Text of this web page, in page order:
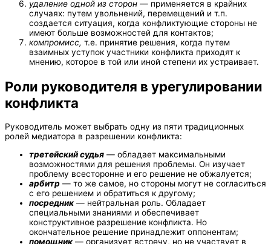
удаление одной из сторон — применяется в крайних
случаях: путем увольнений, перемещений и т.п.
создается ситуация, когда конфликтующие стороны не
имеют больше возможностей для контактов;
компромисс, т.е. принятие решения, когда путем
взаимных уступок участники конфликта приходят к
мнению, которое в той или иной степени их устраивает.
Роли руководителя в урегулировании
конфликта
Руководитель может выбрать одну из пяти традиционных
ролей медиатора в разрешении конфликта:
третейский судья — обладает максимальными
возможностями для решения проблемы. Он изучает
проблему всесторонне и его решение не обжалуется;
арбитр — то же самое, но стороны могут не согласиться
с его решением и обратиться к другому;
посредник— нейтральная роль. Обладает
специальными знаниями и обеспечивает
конструктивное разрешение конфликта. Но
окончательное решение принадлежит оппонентам;
помощник— организует встречу, но не участвует в